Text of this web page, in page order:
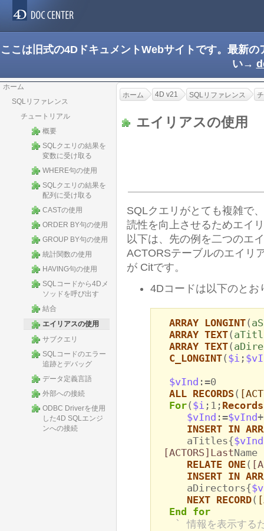
ここは旧式の4DドキュメントWebサイトです。最新
い→
ホーム
SQLリファレンス
チュートリアル
概要
SQLクエリの結果を
変数に受け取る
WHERE句の使用
SQLクエリの結果を
配列に受け取る
CASTの使用
ORDER BY句の使用
GROUP BY句の使用
統計関数の使用
HAVING句の使用
SQLコードから4Dメ
ソッドを呼び出す
結合
エイリアスの使用
サブクエリ
SQLコードのエラー
追跡とデバッグ
データ定義言語
外部への接続
ODBC Driverを使用
した4D SQLエンジ
ンへの接続
ホーム 4D v21 SQLリファレンス
エイリアスの使用
SQLクエリがとても複雑で
読性を向上させるためエイ
以下は、先の例を二つのエ
ACTORSテーブルのエイリ
が Citです。
4Dコードは以下のとお
ARRAY LONGINT(
ARRAY TEXT(
ARRAY TEXT(
C_LONGINT( $i ;
$vInd :=0
ALL RECORDS(
For( $i ;1;
$vInd :=$vInd
INSERT IN
aTitles{$vInd
[ACTORS]LastName
RELATE ONE(
INSERT IN
aDirectors{
NEXT RECORD(
End for
` 情報を表示する